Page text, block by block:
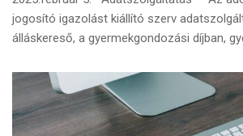
jogosító igazolást kiállító szerv
álláskereső, a gyermekgondozási díjban,